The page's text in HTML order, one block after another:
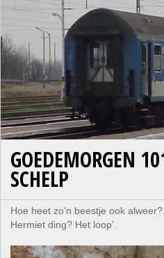
GOEDEMORGEN
SCHELP
Hoe heet zo’n beestje ook alweer?
Hermiet ding? Het loop’.